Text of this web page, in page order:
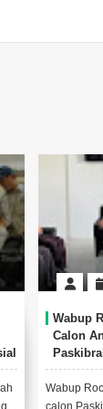
Bupati dan
Karimun:
Kendalikan
Karimun Catat
Terendah se-
Foto : dok
KarimunBy